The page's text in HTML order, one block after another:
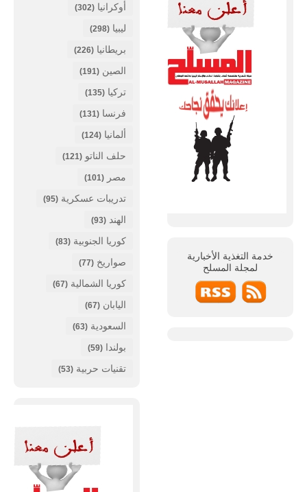
خدمة التغذية الأخبارية
لمجلة المسلح
أوكرانيا (302)
ليبيا (298)
بريطانيا (226)
الصين (191)
تركيا (135)
فرنسا (131)
ألمانيا (124)
حلف الناتو (121)
مصر (101)
تدريبات عسكرية (95)
الهند (93)
كوريا الجنوبية (83)
صواريخ (77)
كوريا الشمالية (67)
اليابان (67)
السعودية (63)
بولندا (59)
تقنيات حربية (53)